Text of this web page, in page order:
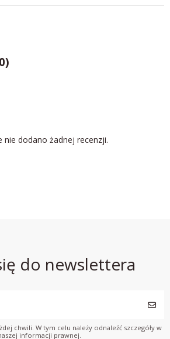
nie dodano żadnej recenzji.
do newslettera
chwili. W tym celu należy odnaleźć szczegóły w
informacji prawnej.